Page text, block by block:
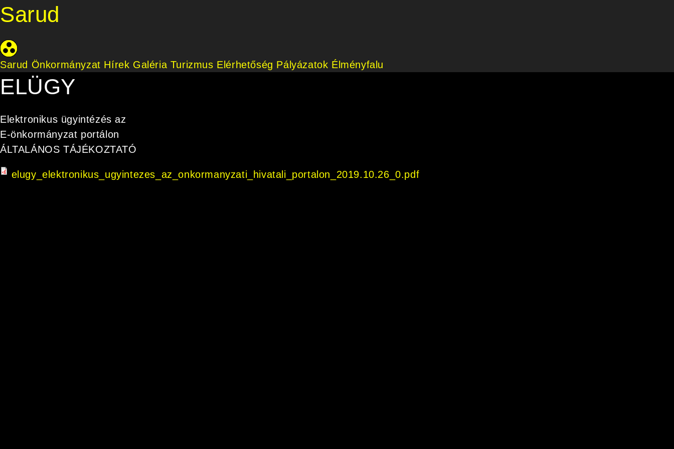
Sarud
Sarud Önkormányzat Hírek Galéria Turizmus Elérhetőség Pályázatok Élményfalu
ELÜGY
Elektronikus ügyintézés az
E-önkormányzat portálon
ÁLTALÁNOS TÁJÉKOZTATÓ
elugy_elektronikus_ugyintezes_az_onkormanyzati_hivatali_portalon_2019.10.26_0.pdf